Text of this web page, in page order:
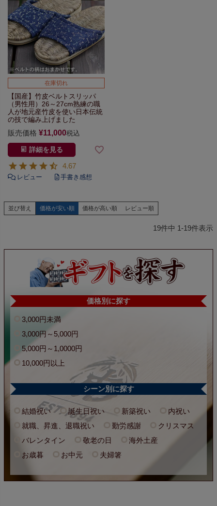
在庫切れ
【国産】竹皮ベルトスリッパ
（男性用）26～27cm熟練の職
人が地元産竹皮を使い日本伝統
の技で編み上げました
販売価格 ¥11,000税込
詳細を見る
4.67
並び替え 価格が安い順 価格が高い順 レビュー順
19件中 1-19件表示
価格別に探す
3,000円未満
3,000円～5,000円
5,000円～1,0000円
10,000円以上
シーン別に探す
結婚祝い 誕生日祝い 新築祝い
内祝い
就職、昇進、退職祝い
勤労感謝
クリスマス
バレンタイン
敬老の日
海外土産
お歳暮
お中元 夫婦箸